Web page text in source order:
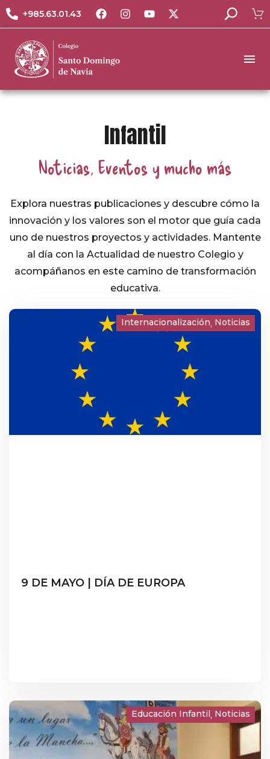
+985.63.01.43
Infantil
Noticias, Eventos y mucho más
Explora nuestras publicaciones y descubre cómo la
innovación y los valores son el motor que guía cada
uno de nuestros proyectos y actividades. Mantente
al día con la Actualidad de nuestro Colegio y
acompáñanos en este camino de transformación
educativa.
Internacionalización Noticias
9 DE MAYO | DÍA DE EUROPA
Educación Infantil Noticias